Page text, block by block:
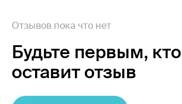
Отзывов пока что нет
Будьте первым, кто
оставит отзыв